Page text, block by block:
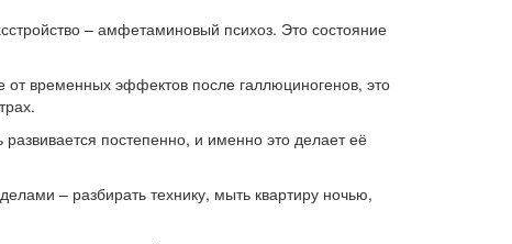
– амфетаминовый психоз. Это состояние
от временных эффектов после галлюциногенов, это
постепенно, и именно это делает её
– разбирать технику, мыть квартиру ночью,